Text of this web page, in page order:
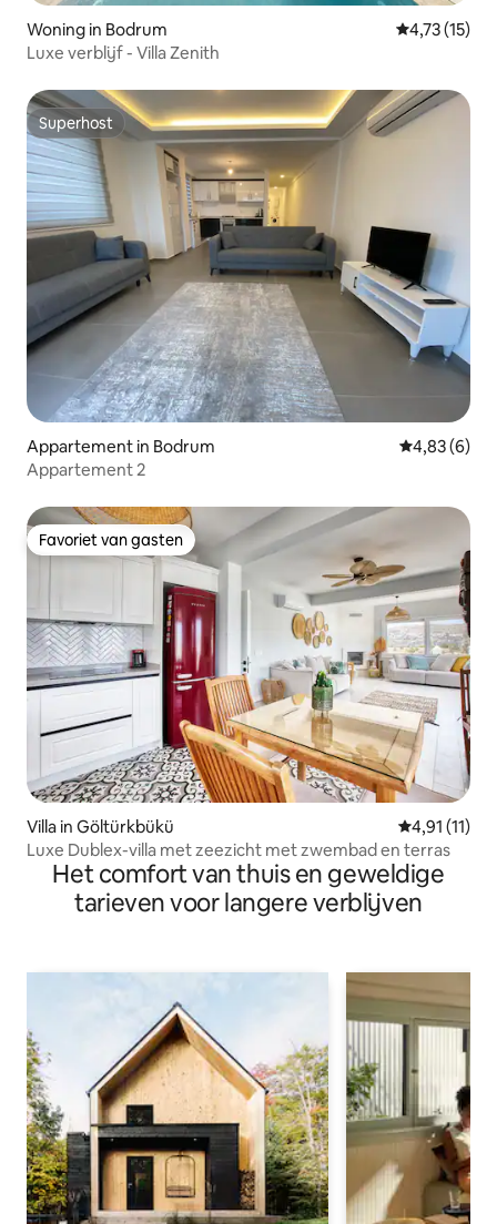
Woning in Bodrum Gemiddelde
4,73 (15)
Luxe verblijf - Villa Zenith
Superhost
Superhost
Appartement in Bodrum Gemiddelde
4,83 (6)
Appartement 2
Favoriet van gasten
Favoriet van gasten
Villa in Göltürkbükü Gemiddelde
4,91 (11)
Luxe Dublex-villa met zeezicht met zwembad en terras
Het comfort van thuis en geweldige
tarieven voor langere verblijven